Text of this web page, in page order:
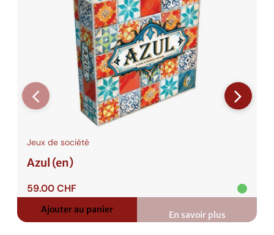
Jeux de société
Azul (en)
59.00CHF
Ajouter au panier
En savoir plus
: